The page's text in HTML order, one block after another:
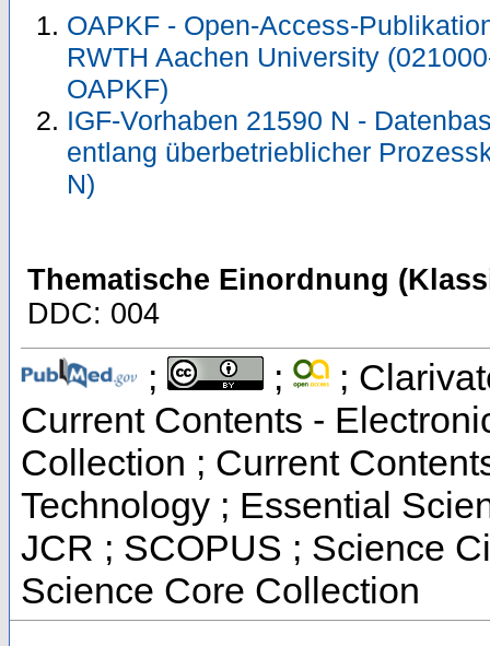
OAPKF - Open-Access-
RWTH Aachen University
OAPKF)
IGF-Vorhaben 21590 N -
entlang überbetrieblicher
N)
Thematische Einordnung
DDC: 004
; ;
;
Current Contents -
Collection ; Current
Technology ; Essential
JCR ; SCOPUS ; Science
Science Core Collection